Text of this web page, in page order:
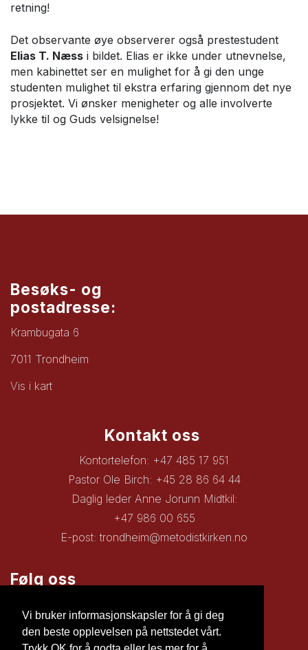
Vi bruker informasjonskapsler for å gi deg
den beste opplevelsen på nettstedet vårt.
retning!
Det observante øye observerer også prestestudent
Elias T. Næss i bildet. Elias er ikke under utnevnelse,
men kabinettet ser en mulighet for å gi den unge
studenten mulighet til ekstra erfaring gjennom det nye
prosjektet. Vi ønsker menigheter og alle involverte
lykke til og Guds velsignelse!
Besøks- og
postadresse:
Krambugata 6
7011 Trondheim
Vis i kart
Kontakt oss
Kontortelefon: +47 485 17 951
Pastor Ole Birch: +45 28 86 64 44
Daglig leder Anne Jorunn Midtkil:
+47 986 00 655
E-post:trondheim@metodistkirken.no
Følg oss